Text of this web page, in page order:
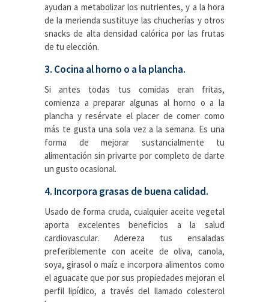
ayudan a metabolizar los nutrientes, y a la hora
de la merienda sustituye las chucherías y otros
snacks de alta densidad calórica por las frutas
de tu elección.
3. Cocina al horno o a la plancha.
Si antes todas tus comidas eran fritas,
comienza a preparar algunas al horno o a la
plancha y resérvate el placer de comer como
más te gusta una sola vez a la semana. Es una
forma de mejorar sustancialmente tu
alimentación sin privarte por completo de darte
un gusto ocasional.
4. Incorpora grasas de buena calidad.
Usado de forma cruda, cualquier aceite vegetal
aporta excelentes beneficios a la salud
cardiovascular. Adereza tus ensaladas
preferiblemente con aceite de oliva, canola,
soya, girasol o maíz e incorpora alimentos como
el aguacate que por sus propiedades mejoran el
perfil lipídico, a través del llamado colesterol